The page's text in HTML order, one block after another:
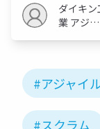
ダイキン
業 アジャ
#アジャイ
#スクラム